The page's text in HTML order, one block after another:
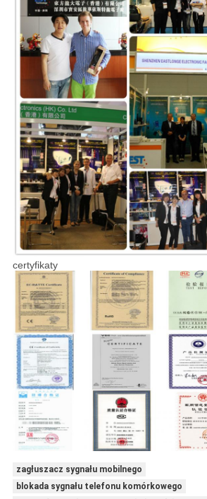
certyfikaty
zagłuszacz sygnału mobilnego
blokada sygnału telefonu komórkowego